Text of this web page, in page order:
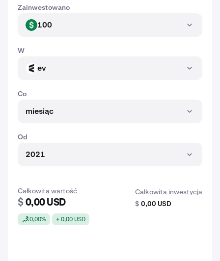
Zainwestowano
USD 100
W
EV ev
Co
miesiąc
Od
2021
Całkowita wartość
$ 0,00 USD
0,00% + 0,00 USD
Całkowita inwestycja
$ 0,00 USD